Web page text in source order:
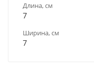
Длина, см
7
Ширина, см
7